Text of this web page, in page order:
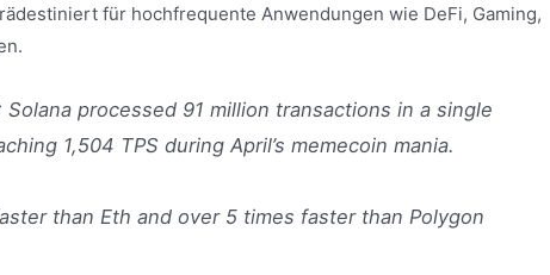
für hochfrequente Anwendungen wie DeFi, Gaming,
Solana processed 91 million transactions in a single
1,504 TPS during April’s memecoin mania.
than Eth and over 5 times faster than Polygon